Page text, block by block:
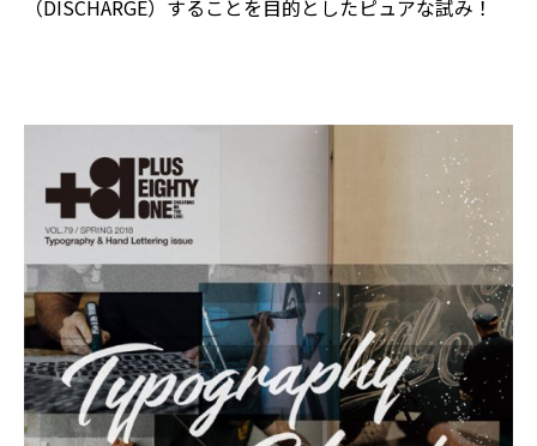
（DISCHARGE）することを目的としたピュアな試み！